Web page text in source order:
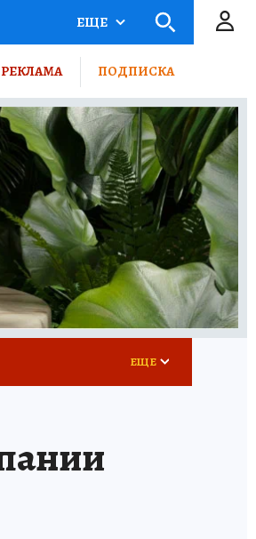
О КП
ЕЩЕ
РЕКЛАМА ПОДПИСКА
ЕЩЕ